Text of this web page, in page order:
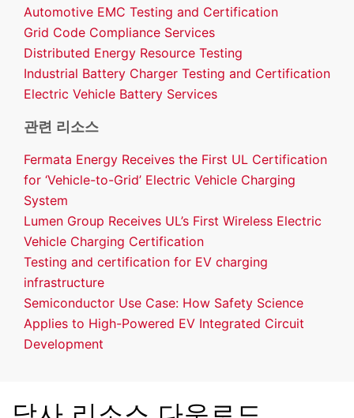
Automotive EMC Testing and Certification
Grid Code Compliance Services
Distributed Energy Resource Testing
Industrial Battery Charger Testing and Certification
Electric Vehicle Battery Services
관련 리소스
Fermata Energy Receives the First UL Certification
for ‘Vehicle-to-Grid’ Electric Vehicle Charging
System
Lumen Group Receives UL’s First Wireless Electric
Vehicle Charging Certification
Testing and certification for EV charging
infrastructure
Semiconductor Use Case: How Safety Science
Applies to High-Powered EV Integrated Circuit
Development